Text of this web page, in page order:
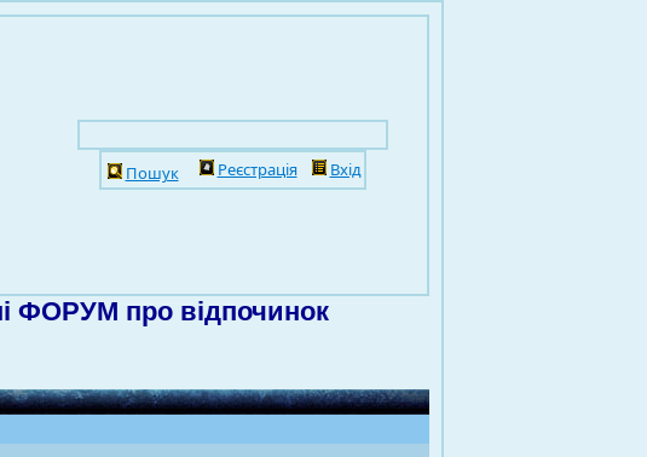
Пошук Реєстрація Вхід
ФОРУМ про відпочинок